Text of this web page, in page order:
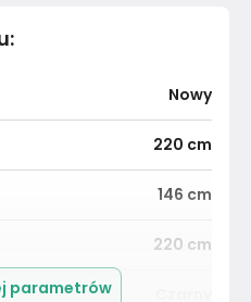
:
Nowy
220 cm
146 cm
220 cm
parametrów